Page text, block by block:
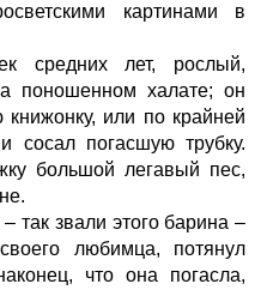
картинами в
средних лет, рослый,
поношенном халате; он
книжонку, или по крайней
погасшую трубку.
большой легавый пес,
так звали этого барина –
любимца, потянул
что она погасла,